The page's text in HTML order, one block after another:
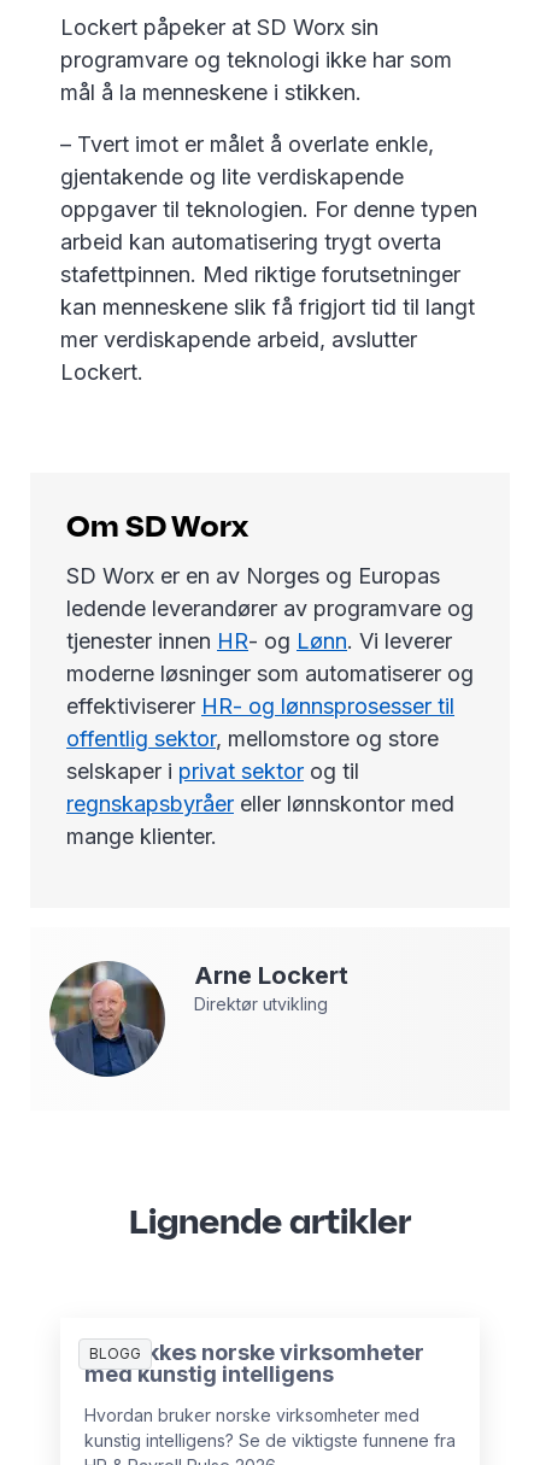
Lockert påpeker at SD Worx sin
programvare og teknologi ikke har som
mål å la menneskene i stikken.
– Tvert imot er målet å overlate enkle,
gjentakende og lite verdiskapende
oppgaver til teknologien. For denne typen
arbeid kan automatisering trygt overta
stafettpinnen. Med riktige forutsetninger
kan menneskene slik få frigjort tid til langt
mer verdiskapende arbeid, avslutter
Lockert.
Om SD Worx
SD Worx er en av Norges og Europas
ledende leverandører av programvare og
tjenester innen HR- og Lønn. Vi leverer
moderne løsninger som automatiserer og
effektiviserer HR- og lønnsprosesser til
offentlig sektor, mellomstore og store
selskaper i privat sektor og til
regnskapsbyråer eller lønnskontor med
mange klienter.
Arne Lockert
Direktør utvikling
Lignende artikler
BLOGG
Slik lykkes norske virksomheter
med kunstig intelligens
Hvordan bruker norske virksomheter med
kunstig intelligens? Se de viktigste funnene fra